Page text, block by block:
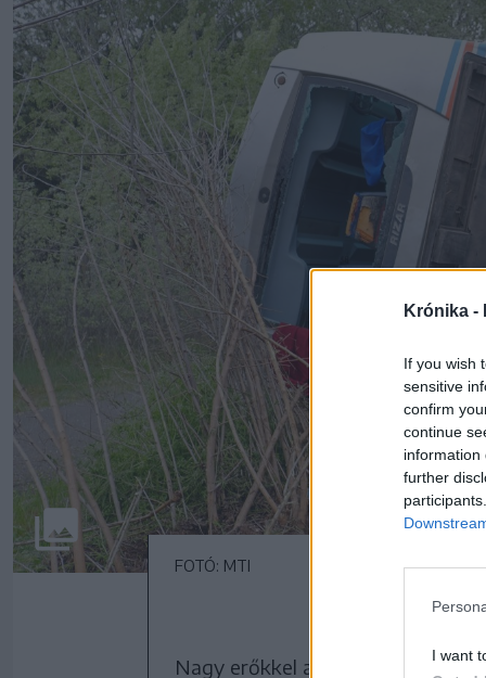
Krónika -
If you wish
sensitive
confirm
continue
information
further
I want
FOTÓ: MTI
Nagy erőkkel a helyszínre